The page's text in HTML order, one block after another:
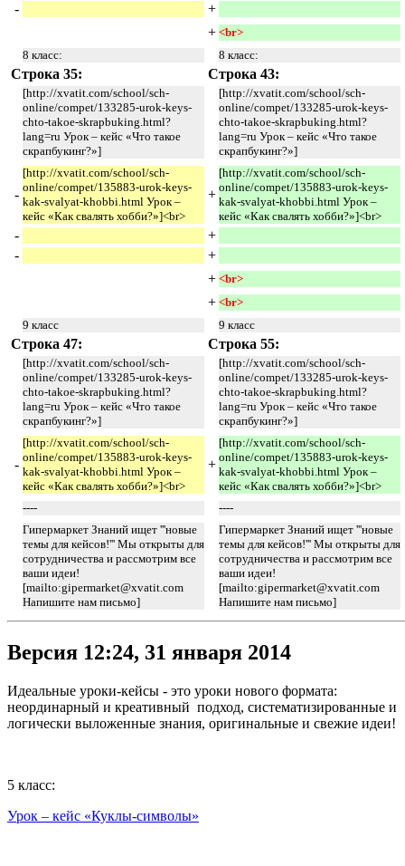
-
+
+ <br>
8 класс:
8 класс:
Строка 35: Строка 43:
[http://xvatit.com/school/sch-
online/compet/133285-urok-keys-
chto-takoe-skrapbuking.html?
lang=ru Урок – кейс «Что такое
скрапбукинг?»]
[http://xvatit.com/school/sch-
online/compet/133285-urok-keys-
chto-takoe-skrapbuking.html?
lang=ru Урок – кейс «Что такое
скрапбукинг?»]
-
[http://xvatit.com/school/sch-
online/compet/135883-urok-keys-
kak-svalyat-khobbi.html Урок –
кейс «Как свалять хобби?»]<br>
+
[http://xvatit.com/school/sch-
online/compet/135883-urok-keys-
kak-svalyat-khobbi.html Урок –
кейс «Как свалять хобби?»]<br>
-
+
-
+
+ <br>
+ <br>
9 класс
9 класс
Строка 47: Строка 55:
[http://xvatit.com/school/sch-
online/compet/133285-urok-keys-
chto-takoe-skrapbuking.html?
lang=ru Урок – кейс «Что такое
скрапбукинг?»]
[http://xvatit.com/school/sch-
online/compet/133285-urok-keys-
chto-takoe-skrapbuking.html?
lang=ru Урок – кейс «Что такое
скрапбукинг?»]
-
[http://xvatit.com/school/sch-
online/compet/135883-urok-keys-
kak-svalyat-khobbi.html Урок –
кейс «Как свалять хобби?»]<br>
+
[http://xvatit.com/school/sch-
online/compet/135883-urok-keys-
kak-svalyat-khobbi.html Урок –
кейс «Как свалять хобби?»]<br>
----
----
Гипермаркет Знаний ищет '''новые
темы для кейсов!''' Мы открыты для
сотрудничества и рассмотрим все
ваши идеи!
[mailto:gipermarket@xvatit.com
Напишите нам письмо]
Гипермаркет Знаний ищет '''новые
темы для кейсов!''' Мы открыты для
сотрудничества и рассмотрим все
ваши идеи!
[mailto:gipermarket@xvatit.com
Напишите нам письмо]
Версия 12:24, 31 января 2014
Идеальные уроки-кейсы - это уроки нового формата:
неординарный и креативный подход, систематизированные и
логически выложенные знания, оригинальные и свежие идеи!
5 класс:
Урок – кейс «Куклы-символы»